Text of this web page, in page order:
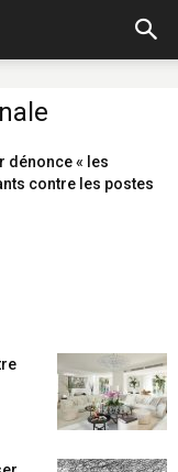
dénonce « les
contre les postes